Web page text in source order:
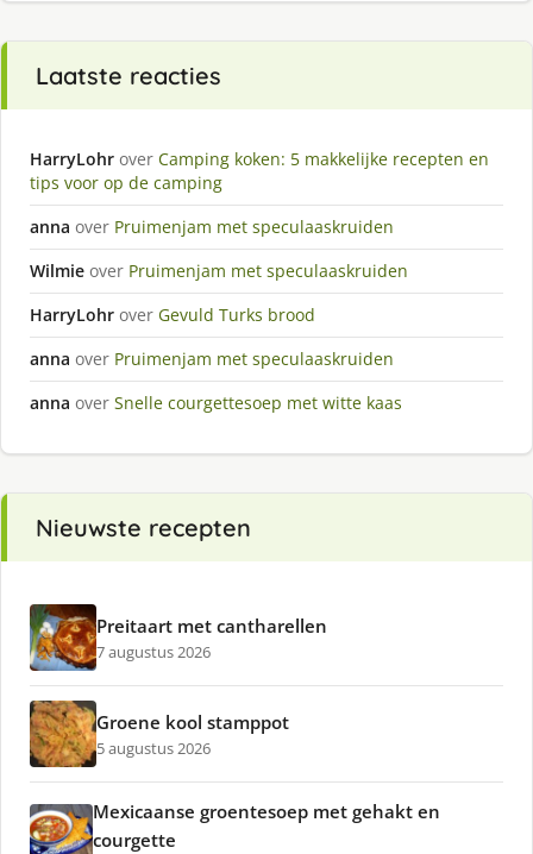
Laatste reacties
HarryLohr over Camping koken: 5 makkelijke recepten en
tips voor op de camping
anna over Pruimenjam met speculaaskruiden
Wilmie over Pruimenjam met speculaaskruiden
HarryLohr over Gevuld Turks brood
anna over Pruimenjam met speculaaskruiden
anna over Snelle courgettesoep met witte kaas
Nieuwste recepten
Preitaart met cantharellen
7 augustus 2026
Groene kool stamppot
5 augustus 2026
Mexicaanse groentesoep met gehakt en
courgette